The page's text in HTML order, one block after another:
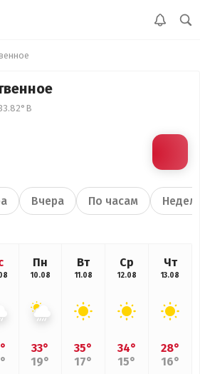
Вчера По часам
Пн
10.08
33°
19°
Вт
11.08
35°
17°
Ср
12.08
34°
15°
Чт
13.08
28°
16°